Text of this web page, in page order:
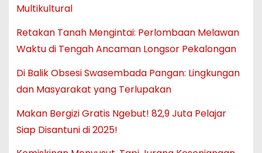
Multikultural
Retakan Tanah Mengintai: Perlombaan Melawan
Waktu di Tengah Ancaman Longsor Pekalongan
Di Balik Obsesi Swasembada Pangan: Lingkungan
dan Masyarakat yang Terlupakan
Makan Bergizi Gratis Ngebut! 82,9 Juta Pelajar
Siap Disantuni di 2025!